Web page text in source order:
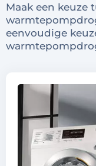
Maak een keuze
eenvoudige